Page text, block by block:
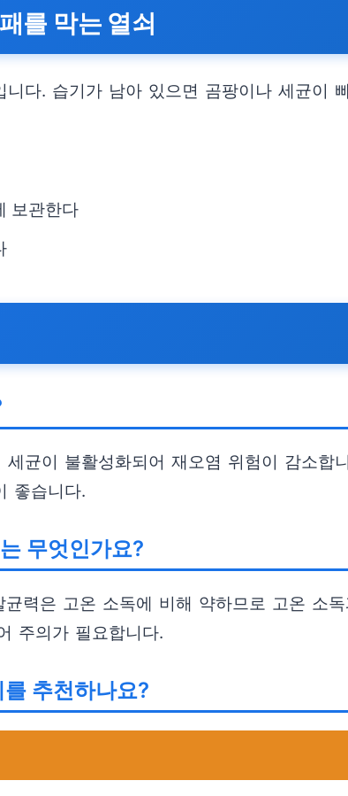
를 막는 열쇠
다. 습기가 남아 있으면 곰팡이나 세균이
보관한다
균이 불활성화되어 재오염 위험이 감소합
좋습니다.
무엇인가요?
력은 고온 소독에 비해 약하므로 고온 소
주의가 필요합니다.
추천하나요?